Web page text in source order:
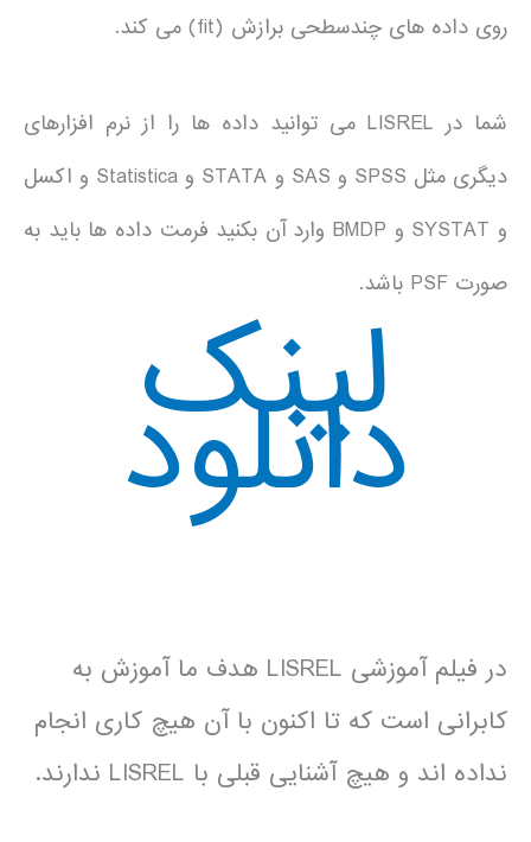
روی داده های چندسطحی برازش (fit) می کند.
شما در LISREL می توانید داده ها را از نرم افزارهای
دیگری مثل SPSS و SAS و STATA و Statistica و اکسل
و SYSTAT و BMDP وارد آن بکنید فرمت داده ها باید به
صورت PSF باشد.
لینک
دانلود
در فیلم آموزشی LISREL هدف ما آموزش به
کابرانی است که تا اکنون با آن هیچ کاری انجام
نداده اند و هیچ آشنایی قبلی با LISREL ندارند.